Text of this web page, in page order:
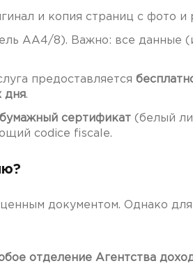
и копия страниц с фото и
АА4/8). Важно: все данные
предоставляется
дня.
бумажный сертификат (белый
codice fiscale.
документом. Однако
отделение Агентства